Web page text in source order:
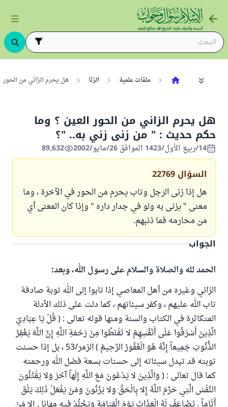
ملفات علمية الزنا هل يحرم الزاني من
هل يحرم الزاني من الحور العين ؟ وما
حكم حديث : " من زنى زني به.. "؟
14/ربيع الأول/1423 الموافق 26/مايو/2002 89,632
السؤال 22769
هل إذا زنى الرجل وتاب يحرم من الحور في الآخرة ، وما
معنى " يزنى به ولو في جدار داره " وإذا كان المعنى أي
من محارمه فما ذنبهم.
الجواب
الحمد لله والصلاة والسلام على رسول الله، وبعد:
الزاني وغيره من أهل المعاصي إذا تابوا إلى الله توبة صادقة
تاب الله عليهم ، وكفر سيئاتهم ، كما دلت على ذلك الأدلة
المتكاثرة في الكتاب والسنة ومنها قوله تعالى : ( قُلْ يَا عِبَادِيَ
الَّذِينَ أَسْرَفُوا عَلَى أَنْفُسِهِمْ لا تَقْنَطُوا مِنْ رَحْمَةِ اللَّهِ إِنَّ اللَّهَ يَغْفِرُ
الذُّنُوبَ جَمِيعاً إِنَّهُ هُوَ الْغَفُورُ الرَّحِيمُ ) الزمر/53 ، بل إذا حسنت
توبته قد تبدل سيئاته إلى حسنات بسعة فضل الله ورحمته
كما قال تعالى : ( وَالَّذِينَ لا يَدْعُونَ مَعَ اللَّهِ إِلَهاً آخَرَ وَلا يَقْتُلُونَ
النَّفْسَ الَّتِي حَرَّمَ اللَّهُ إِلا بِالْحَقِّ وَلا يَزْنُونَ وَمَنْ يَفْعَلْ ذَلِكَ يَلْقَ